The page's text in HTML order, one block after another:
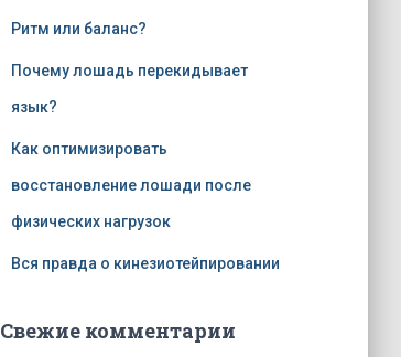
Ритм или баланс?
Почему лошадь перекидывает
язык?
Как оптимизировать
восстановление лошади после
физических нагрузок
Вся правда о кинезиотейпировании
Свежие комментарии